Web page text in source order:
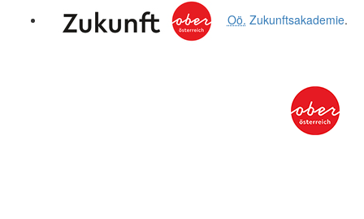
Oö. Zukunftsakademie.